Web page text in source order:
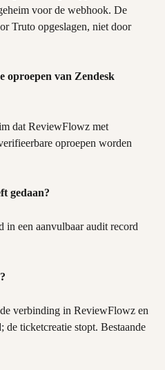
voor de webhook. De
Truto opgeslagen, niet door
oproepen van Zendesk
dat ReviewFlowz met
oproepen worden
gedaan?
in een aanvulbaar audit record
verbinding in ReviewFlowz en
ticketcreatie stopt. Bestaande